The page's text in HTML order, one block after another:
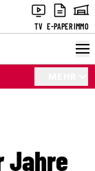
TV E-PAPERIMMO
Jahre